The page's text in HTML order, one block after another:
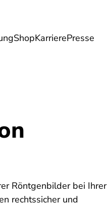
ShopKarrierePresse
Reise Verträge
Röntgenbilder bei Ihrer
rechtssicher und